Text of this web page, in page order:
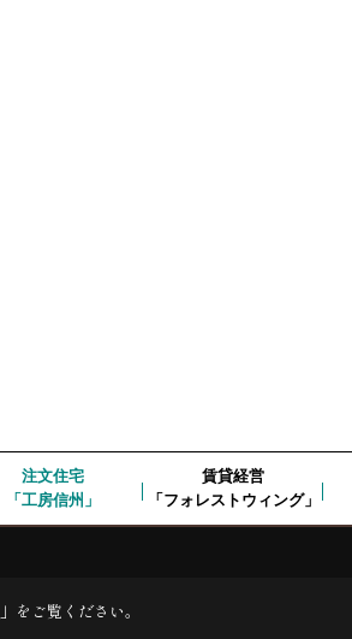
注文住宅
「工房信州」
賃貸経営
「フォレストウィング」
」をご覧ください。